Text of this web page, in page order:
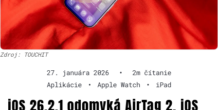
Zdroj: TOUCHIT
27. januára 2026 •
2m čítanie
Aplikácie
• Apple Watch • iPad
iOS 26.2.1 odomyká AirTag 2, iOS